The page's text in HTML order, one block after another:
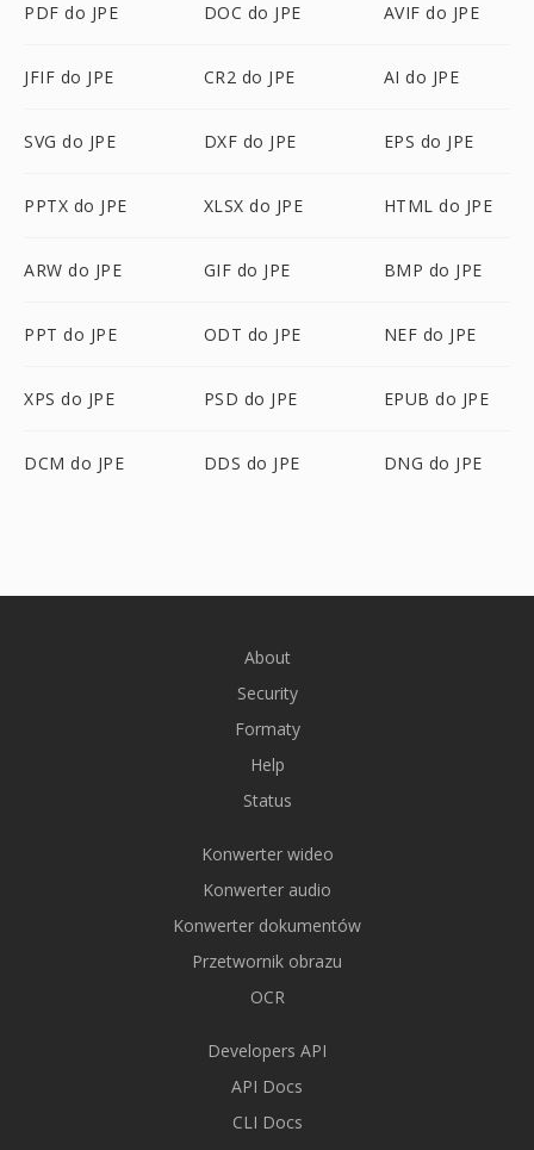
PDF do JPE DOC do JPE AVIF do JPE
JFIF do JPE CR2 do JPE AI do JPE
SVG do JPE DXF do JPE EPS do JPE
PPTX do JPE XLSX do JPE HTML do JPE
ARW do JPE GIF do JPE BMP do JPE
PPT do JPE ODT do JPE NEF do JPE
XPS do JPE PSD do JPE EPUB do JPE
DCM do JPE DDS do JPE DNG do JPE
About
Security
Formaty
Help
Status
Konwerter wideo
Konwerter audio
Konwerter dokumentów
Przetwornik obrazu
OCR
Developers API
API Docs
CLI Docs